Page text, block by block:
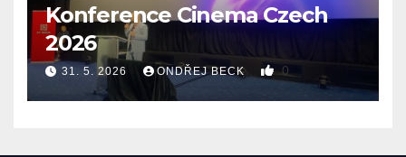
Konference Cinema Czech
2026
31. 5. 2026 ONDŘEJ BECK 0